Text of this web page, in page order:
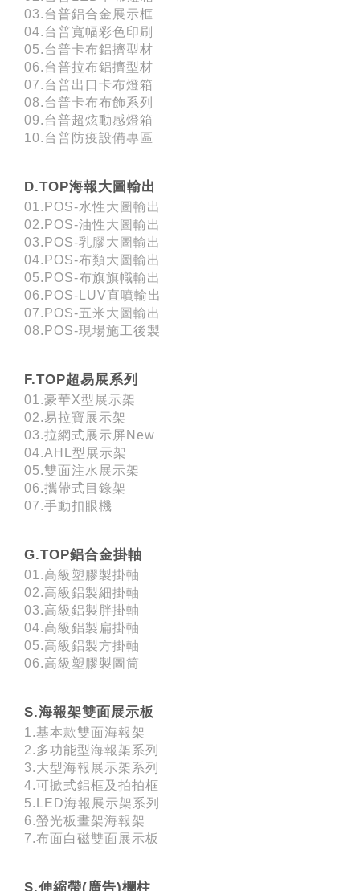
03.台普鋁合金展示框
04.台普寬幅彩色印刷
05.台普卡布鋁擠型材
06.台普拉布鋁擠型材
07.台普出口卡布燈箱
08.台普卡布布飾系列
09.台普超炫動感燈箱
10.台普防疫設備專區
D.TOP海報大圖輸出
01.POS-水性大圖輸出
02.POS-油性大圖輸出
03.POS-乳膠大圖輸出
04.POS-布類大圖輸出
05.POS-布旗旗幟輸出
06.POS-LUV直噴輸出
07.POS-五米大圖輸出
08.POS-現場施工後製
F.TOP超易展系列
01.豪華X型展示架
02.易拉寶展示架
03.拉網式展示屏New
04.AHL型展示架
05.雙面注水展示架
06.攜帶式目錄架
07.手動扣眼機
G.TOP鋁合金掛軸
01.高級塑膠製掛軸
02.高級鋁製細掛軸
03.高級鋁製胖掛軸
04.高級鋁製扁掛軸
05.高級鋁製方掛軸
06.高級塑膠製圖筒
S.海報架雙面展示板
1.基本款雙面海報架
2.多功能型海報架系列
3.大型海報展示架系列
4.可掀式鋁框及拍拍框
5.LED海報展示架系列
6.螢光板畫架海報架
7.布面白磁雙面展示板
S.伸縮帶(廣告)欄柱